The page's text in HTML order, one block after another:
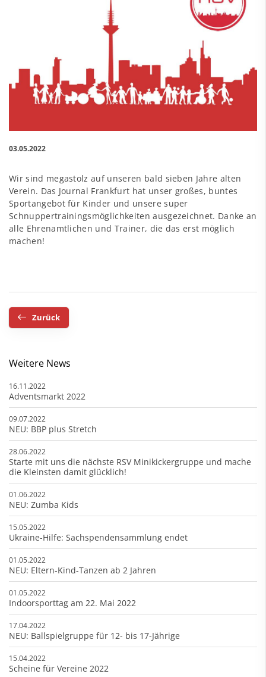
03.05.2022
Wir sind megastolz auf unseren bald sieben Jahre alten
Verein. Das Journal Frankfurt hat unser großes, buntes
Sportangebot für Kinder und unsere super
Schnuppertrainingsmöglichkeiten ausgezeichnet. Danke an
alle Ehrenamtlichen und Trainer, die das erst möglich
machen!
Zurück
Weitere News
16.11.2022
Adventsmarkt 2022
09.07.2022
NEU: BBP plus Stretch
28.06.2022
Starte mit uns die nächste RSV Minikickergruppe und mache
die Kleinsten damit glücklich!
01.06.2022
NEU: Zumba Kids
15.05.2022
Ukraine-Hilfe: Sachspendensammlung endet
01.05.2022
NEU: Eltern-Kind-Tanzen ab 2 Jahren
01.05.2022
Indoorsporttag am 22. Mai 2022
17.04.2022
NEU: Ballspielgruppe für 12- bis 17-Jährige
15.04.2022
Scheine für Vereine 2022